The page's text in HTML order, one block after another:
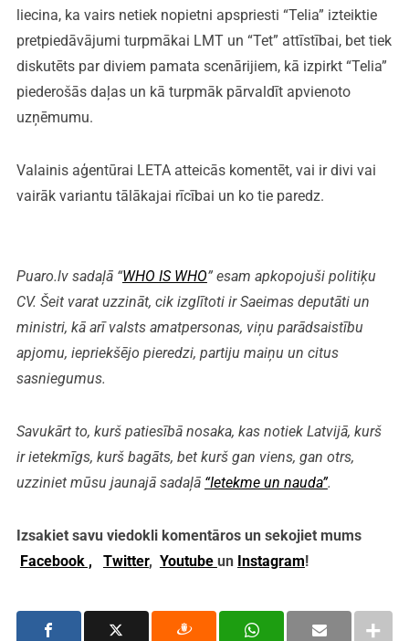
liecina, ka vairs netiek nopietni apspriesti “Telia” izteiktie
pretpiedāvājumi turpmākai LMT un “Tet” attīstībai, bet tiek
diskutēts par diviem pamata scenārijiem, kā izpirkt “Telia”
piederošās daļas un kā turpmāk pārvaldīt apvienoto
uzņēmumu.
Valainis aģentūrai LETA atteicās komentēt, vai ir divi vai
vairāk variantu tālākajai rīcībai un ko tie paredz.
Puaro.lv sadaļā “WHO IS WHO” esam apkopojuši politiķu
CV. Šeit varat uzzināt, cik izglītoti ir Saeimas deputāti un
ministri, kā arī valsts amatpersonas, viņu parādsaistību
apjomu, iepriekšējo pieredzi, partiju maiņu un citus
sasniegumus.
Savukārt to, kurš patiesībā nosaka, kas notiek Latvijā, kurš
ir ietekmīgs, kurš bagāts, bet kurš gan viens, gan otrs,
uzziniet mūsu jaunajā sadaļā “Ietekme un nauda”.
Izsakiet savu viedokli komentāros un sekojiet mums
Facebook ,
Twitter, Youtube un Instagram!